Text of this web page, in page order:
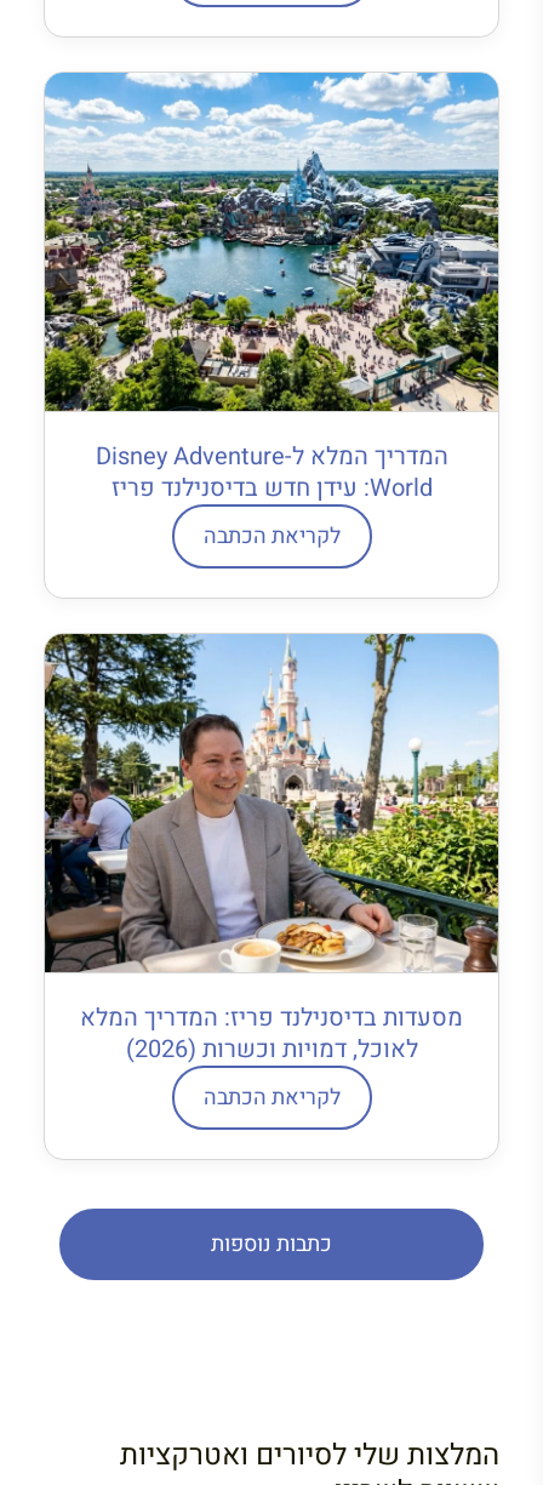
המדריך המלא ל-Disney Adventure
World: עידן חדש בדיסנילנד פריז
לקריאת הכתבה
מסעדות בדיסנילנד פריז: המדריך המלא
לאוכל, דמויות וכשרות (2026)
לקריאת הכתבה
כתבות נוספות
המלצות שלי לסיורים ואטרקציות